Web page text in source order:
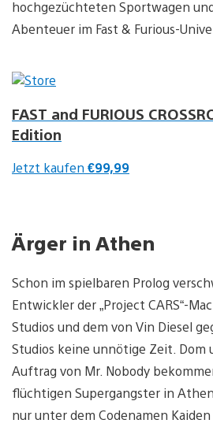
hochgezüchteten Sportwagen
Abenteuer im Fast & Furious-
FAST and FURIOUS
Edition
Jetzt kaufen €99,99
Ärger in Athen
Schon im spielbaren Prolog
Entwickler der „Project CARS“-
Studios und dem von Vin Diesel
Studios keine unnötige Zeit. Dom
Auftrag von Mr. Nobody
flüchtigen Supergangster in
nur unter dem Codenamen